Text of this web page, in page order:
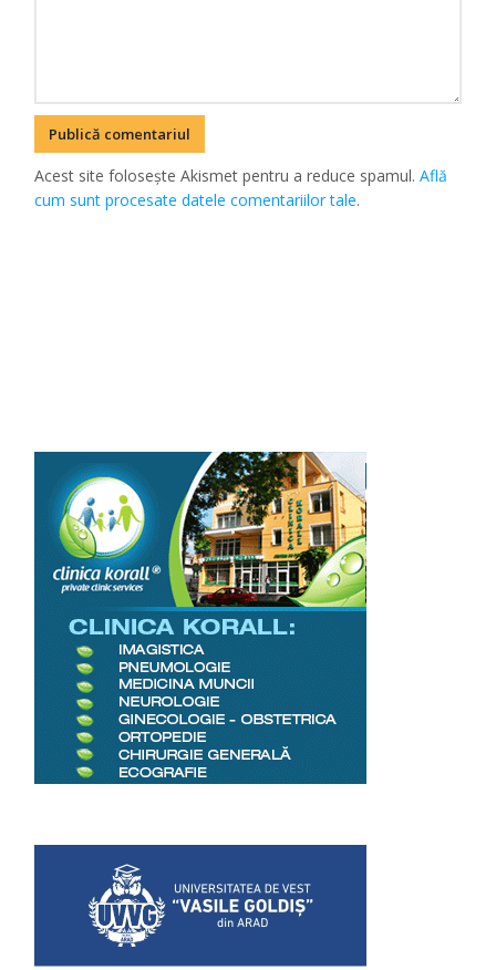
Acest site folosește Akismet pentru a reduce spamul.Află
cum sunt procesate datele comentariilor tale.